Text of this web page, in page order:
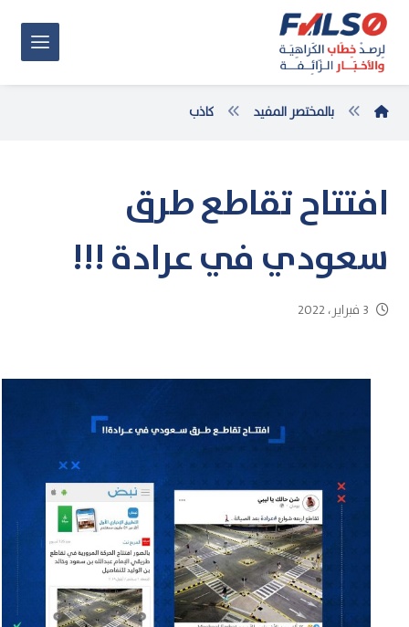
بالمختصر المفيد كاذب
افتتاح تقاطع طرق
سعودي في عرادة !!!
3 فبراير، 2022